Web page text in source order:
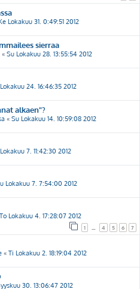
Lokakuu 31. 0:49:51 2012
sierraa
« Su Lokakuu 28. 13:55:54 2012
24. 16:46:35 2012
alkaen"?
« Su Lokakuu 14. 10:59:08 2012
7. 11:42:30 2012
Lokakuu 7. 7:54:00 2012
To Lokakuu 4. 17:28:07 2012
1 4 5 6 7
« Ti Lokakuu 2. 18:19:04 2012
30. 13:06:47 2012